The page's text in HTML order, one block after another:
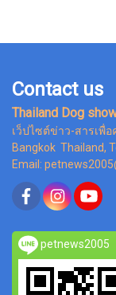
Contact us
Thailand Dog
เว็ปไซต์ข่าว-สารเพื่
Bangkok Thailand,
Email:
petnews2005